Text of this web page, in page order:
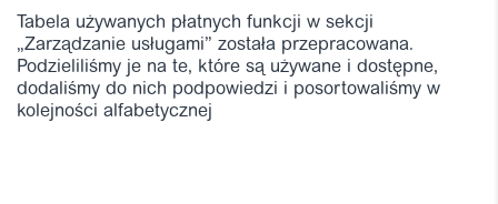
Tabela używanych płatnych funkcji w sekcji
„Zarządzanie usługami” została przepracowana.
Podzieliliśmy je na te, które są używane i dostępne,
dodaliśmy do nich podpowiedzi i posortowaliśmy w
kolejności alfabetycznej